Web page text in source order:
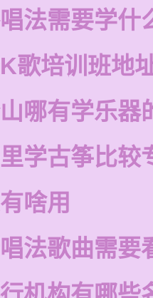
法需要学什
歌培训班地
哪有学乐器
学古筝比较
啥用
法歌曲需要